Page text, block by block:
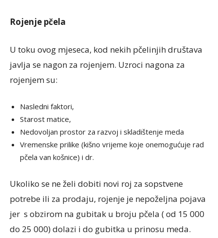
Rojenje pčela
U toku ovog mjeseca, kod nekih pčelinjih društava
javlja se nagon za rojenjem. Uzroci nagona za
rojenjem su:
Nasledni faktori,
Starost matice,
Nedovoljan prostor za razvoj i skladištenje meda
Vremenske prilike (kišno vrijeme koje onemogućuje rad
pčela van košnice) i dr.
Ukoliko se ne želi dobiti novi roj za sopstvene
potrebe ili za prodaju, rojenje je nepoželjna pojava
jer s obzirom na gubitak u broju pčela ( od 15 000
do 25 000) dolazi i do gubitka u prinosu meda.